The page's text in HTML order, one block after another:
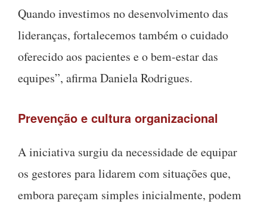
Quando investimos no desenvolvimento das
lideranças, fortalecemos também o cuidado
oferecido aos pacientes e o bem-estar das
equipes”, afirma Daniela Rodrigues.
Prevenção e cultura organizacional
A iniciativa surgiu da necessidade de equipar
os gestores para lidarem com situações que,
embora pareçam simples inicialmente, podem